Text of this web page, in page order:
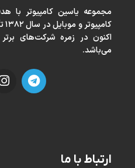
مجموعه ياسين كامپيوتر با
اكنون در زمره شركت‌های
می‌باشد.
ارتباط با ما